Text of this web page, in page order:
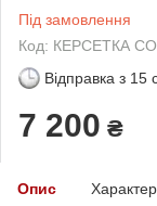
Під замовлення
Код: КЕРСЕТКА
Відправка з 15
7 200 ₴
Опис